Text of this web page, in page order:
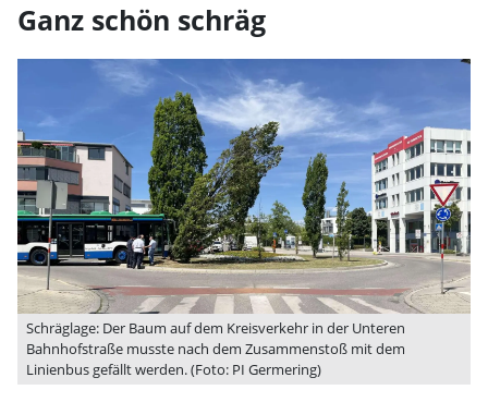
Ganz schön schräg
Schräglage: Der Baum auf dem Kreisverkehr in der Unteren
Bahnhofstraße musste nach dem Zusammenstoß mit dem
Linienbus gefällt werden. (Foto: PI Germering)